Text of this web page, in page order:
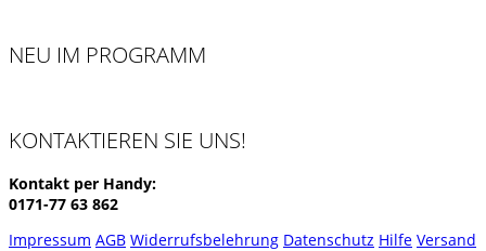
NEU IM PROGRAMM
KONTAKTIEREN SIE UNS!
Kontakt per Handy:
0171-77 63 862
Impressum AGB Widerrufsbelehrung Datenschutz Hilfe Versand